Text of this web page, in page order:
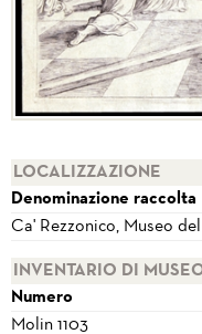
LOCALIZZAZIONE
Denominazione raccolta
Ca' Rezzonico, Museo
INVENTARIO DI
Numero
Molin 1103